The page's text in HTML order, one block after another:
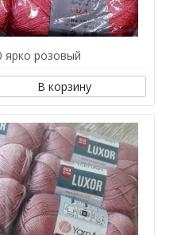
ярко розовый
В корзину